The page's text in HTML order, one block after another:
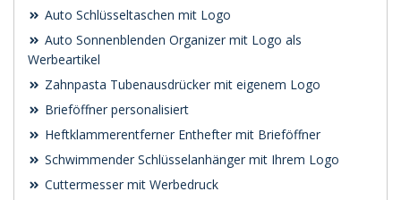
Auto Schlüsseltaschen mit Logo
Auto Sonnenblenden Organizer mit Logo als
Werbeartikel
Zahnpasta Tubenausdrücker mit eigenem Logo
Brieföffner personalisiert
Heftklammerentferner Enthefter mit Brieföffner
Schwimmender Schlüsselanhänger mit Ihrem Logo
Cuttermesser mit Werbedruck